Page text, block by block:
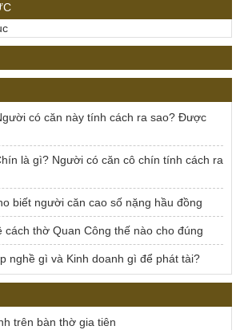
có căn này tính cách ra sao? Được
là gì? Người có căn cô chín tính cách ra
biết người căn cao số nặng hầu đồng
cách thờ Quan Công thế nào cho đúng
nghề gì và Kinh doanh gì để phát tài?
trên bàn thờ gia tiên